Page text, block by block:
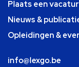
Plaats een
Nieuws &
Opleidingen &
info@lexgo.be